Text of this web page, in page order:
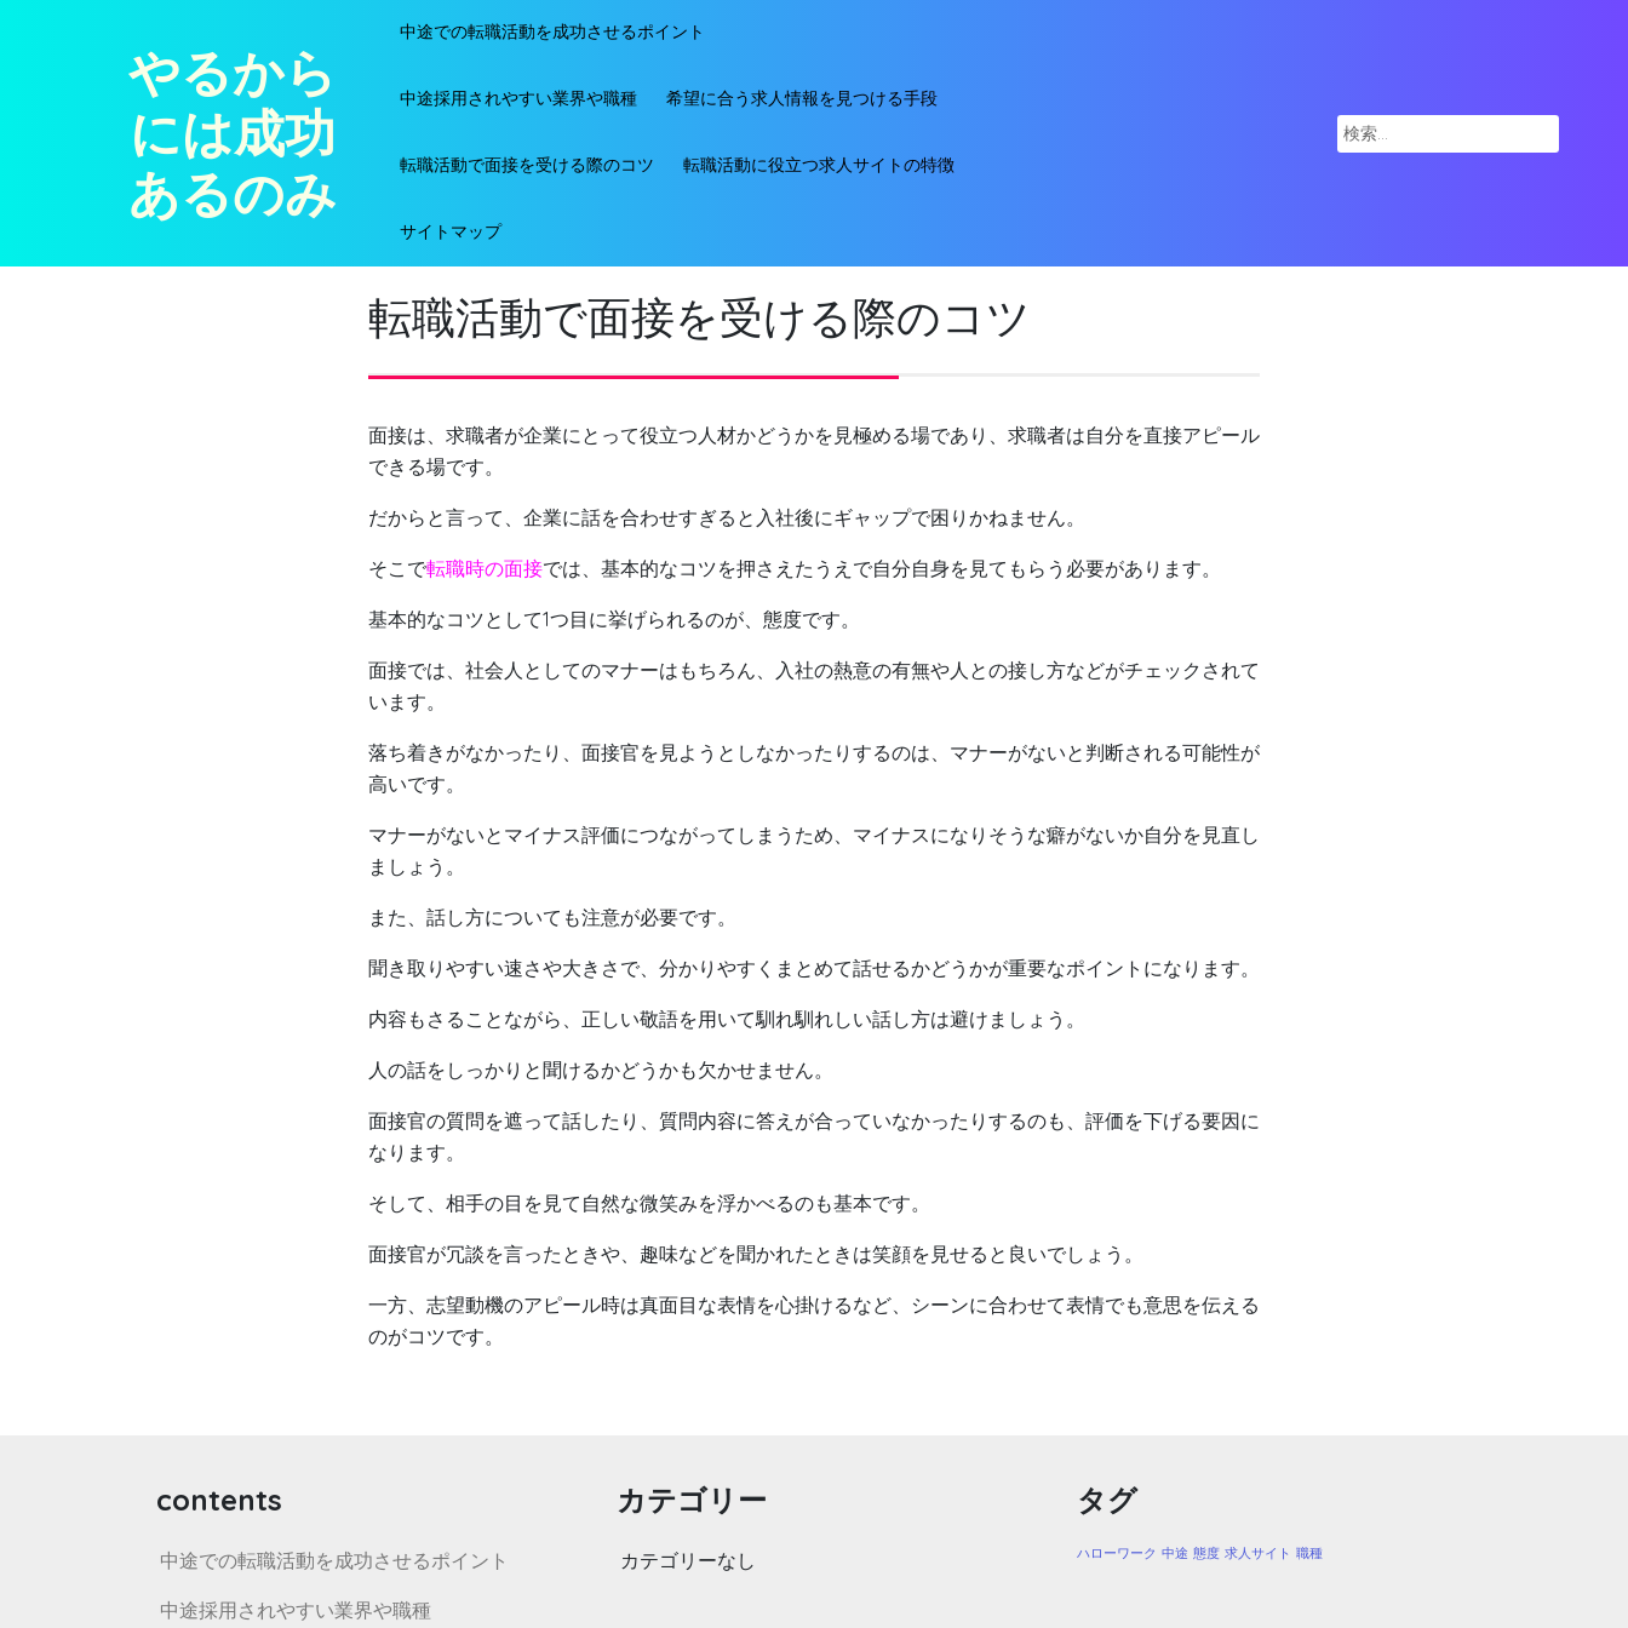
やるから
には成功
あるのみ
中途での転職活動を成功させるポイント
中途採用されやすい業界や職種 希望に合う求人情報を見つける手段
転職活動で面接を受ける際のコツ 転職活動に役立つ求人サイトの特徴
サイトマップ
検
索:
転職活動で面接を受ける際のコツ
面接は、求職者が企業にとって役立つ人材かどうかを見極める場であり、求職者は自分を直接アピール
できる場です。
だからと言って、企業に話を合わせすぎると入社後にギャップで困りかねません。
そこで転職時の面接では、基本的なコツを押さえたうえで自分自身を見てもらう必要があります。
基本的なコツとして1つ目に挙げられるのが、態度です。
面接では、社会人としてのマナーはもちろん、入社の熱意の有無や人との接し方などがチェックされて
います。
落ち着きがなかったり、面接官を見ようとしなかったりするのは、マナーがないと判断される可能性が
高いです。
マナーがないとマイナス評価につながってしまうため、マイナスになりそうな癖がないか自分を見直し
ましょう。
また、話し方についても注意が必要です。
聞き取りやすい速さや大きさで、分かりやすくまとめて話せるかどうかが重要なポイントになります。
内容もさることながら、正しい敬語を用いて馴れ馴れしい話し方は避けましょう。
人の話をしっかりと聞けるかどうかも欠かせません。
面接官の質問を遮って話したり、質問内容に答えが合っていなかったりするのも、評価を下げる要因に
なります。
そして、相手の目を見て自然な微笑みを浮かべるのも基本です。
面接官が冗談を言ったときや、趣味などを聞かれたときは笑顔を見せると良いでしょう。
一方、志望動機のアピール時は真面目な表情を心掛けるなど、シーンに合わせて表情でも意思を伝える
のがコツです。
contents
中途での転職活動を成功させるポイント
中途採用されやすい業界や職種
カテゴリー
カテゴリーなし
タグ
ハローワーク 中途 態度 求人サイト 職種